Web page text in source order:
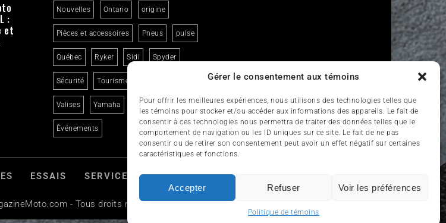
Gérer le consentement aux témoins
Pour offrir les meilleures expériences, nous utilisons des technologies telles que
les témoins pour stocker et/ou accéder aux informations des appareils. Le fait de
consentir à ces technologies nous permettra de traiter des données telles que le
comportement de navigation ou les ID uniques sur ce site. Le fait de ne pas
consentir ou de retirer son consentement peut avoir un effet négatif sur certaines
caractéristiques et fonctions.
Accepter Refuser Voir les préférences
Politique de témoins
:
et
Nouvelles Ontario origine
Pièces et accessoires Pneus pulse
Québec Ryker Sidi Spyder
Sécurité Tourisme
Valises Yamaha États-Unis
Événements
ESSAIS SERVICES ET TOURISME ENGLISH
- Tous droits réservés.